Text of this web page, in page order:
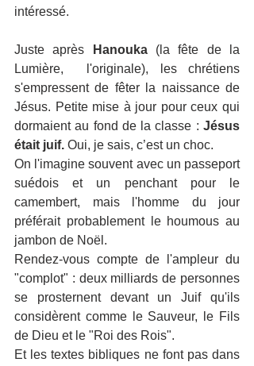
intéressé.
​Juste après Hanouka (la fête de la
Lumière,  l'originale), les chrétiens
s'empressent de fêter la naissance de
Jésus. Petite mise à jour pour ceux qui
dormaient au fond de la classe : Jésus
était juif. Oui, je sais, c’est un choc.
On l'imagine souvent avec un passeport
suédois et un penchant pour le
camembert, mais l'homme du jour
préférait probablement le houmous au
jambon de Noël.
​Rendez-vous compte de l'ampleur du
"complot" : deux milliards de personnes
se prosternent devant un Juif qu'ils
considèrent comme le Sauveur, le Fils
de Dieu et le "Roi des Rois".
​Et les textes bibliques ne font pas dans